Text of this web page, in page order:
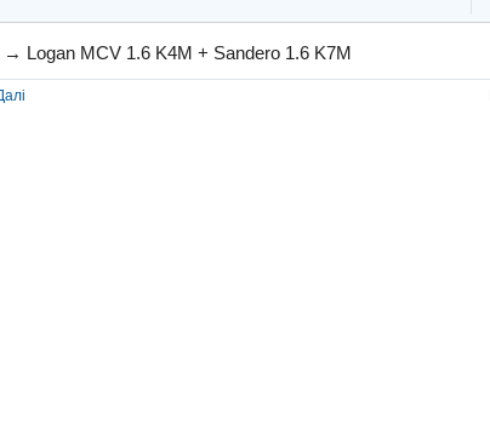
→ Logan MCV 1.6 K4M + Sandero 1.6 K7M